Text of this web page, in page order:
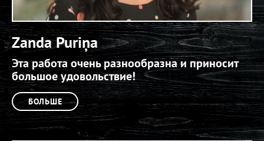
Zanda Puriņa
Эта работа очень разнообразна и приносит
большое удовольствие!
БОЛЬШЕ